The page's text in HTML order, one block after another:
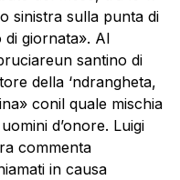
sinistra sulla punta di
giornata». Al
santino di
della ‘ndrangheta,
conil quale mischia
d’onore. Luigi
commenta
in causa